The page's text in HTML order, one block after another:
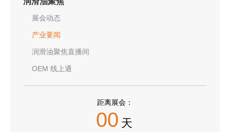
展会动态
产业要闻
润滑油聚焦直播间
OEM 线上通
距离展会：
00 天